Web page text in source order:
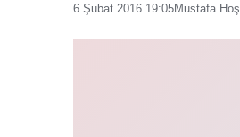
6 Şubat 2016 19:05Mustafa Hoş